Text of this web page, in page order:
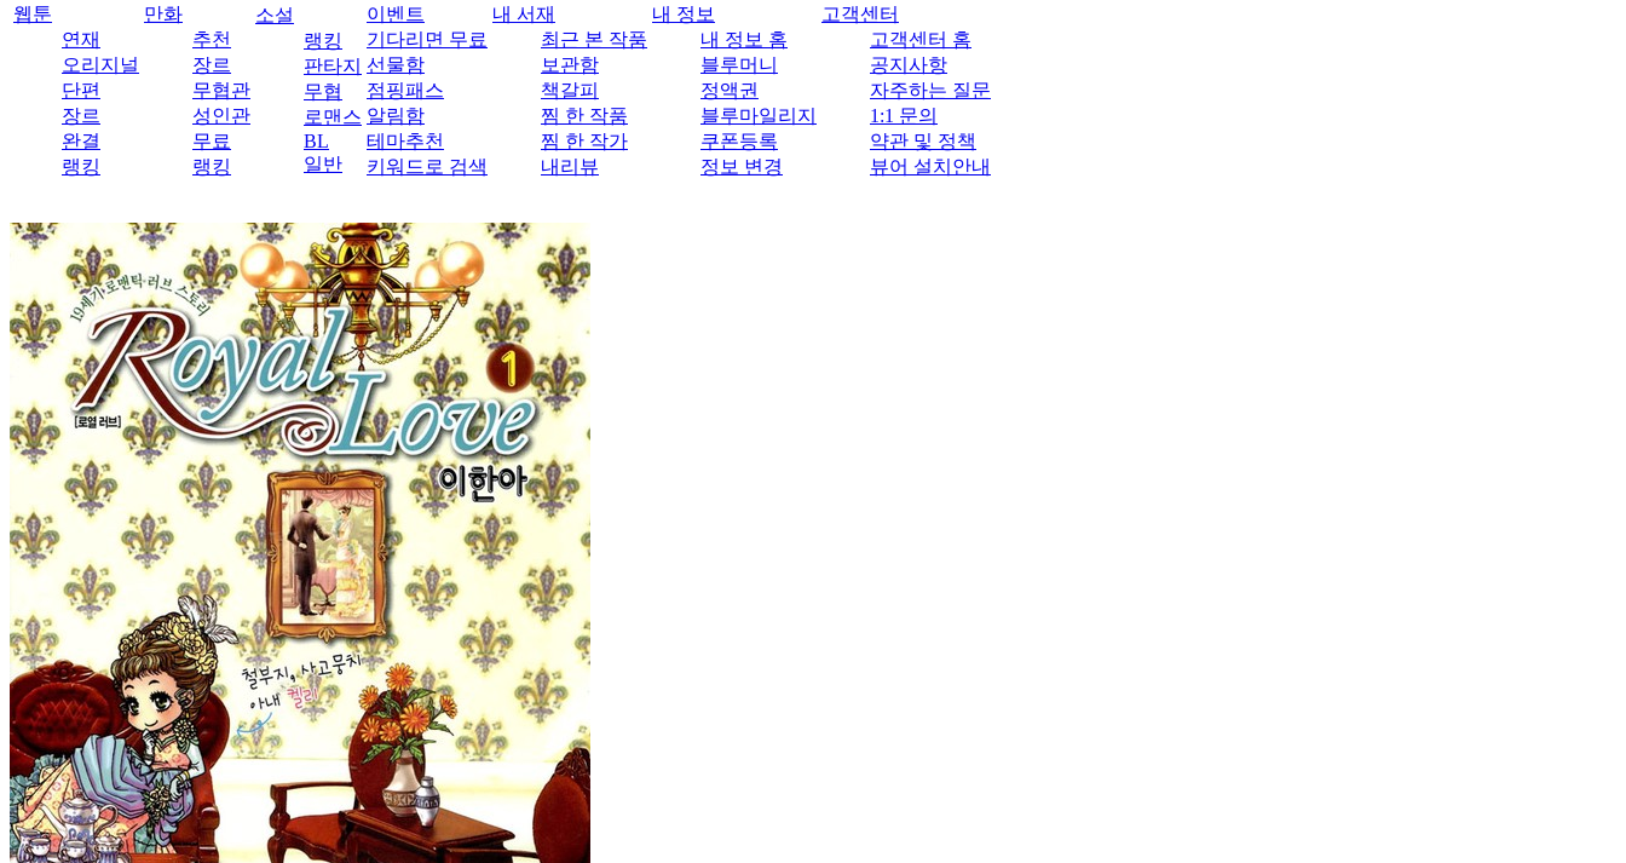
웹툰
연재
오리지널
단편
장르
완결
랭킹
만화
추천
장르
무협관
성인관
무료
랭킹
소설
랭킹
판타지
무협
로맨스
BL
일반
이벤트
기다리면 무료
선물함
점핑패스
알림함
테마추천
키워드로 검색
내 서재
최근 본 작품
보관함
책갈피
찜 한 작품
찜 한 작가
내리뷰
내 정보
내 정보 홈
블루머니
정액권
블루마일리지
쿠폰등록
정보 변경
고객센터
고객센터 홈
공지사항
자주하는 질문
1:1 문의
약관 및 정책
뷰어 설치안내